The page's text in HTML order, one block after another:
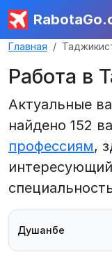
Главная
Работа в
Актуальные
найдено 152
профессиям,
Душанбе